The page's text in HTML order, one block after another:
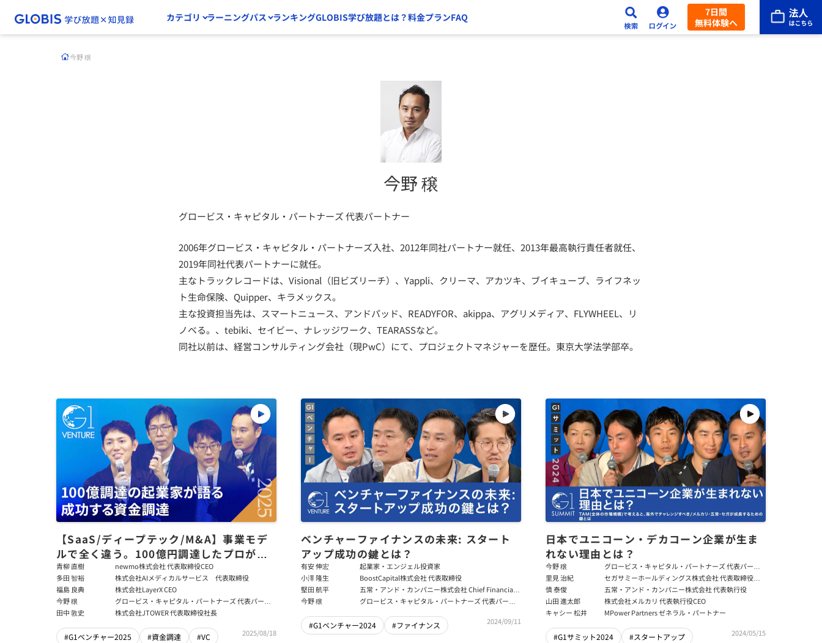
カテゴリ ラーニングパス ランキングGLOBIS学び放題とは？料金プランFAQ
7日間
無料体験へ
今野 穣
今野 穣
グロービス・キャピタル・パートナーズ 代表パートナー
2006年グロービス・キャピタル・パートナーズ入社、2012年同社パートナー就任、2013年最高執行責任者就任、
2019年同社代表パートナーに就任。
主なトラックレコードは、Visional（旧ビズリーチ）、Yappli、クリーマ、アカツキ、ブイキューブ、ライフネッ
ト生命保険、Quipper、キラメックス。
主な投資担当先は、スマートニュース、アンドパッド、READYFOR、akippa、アグリメディア、FLYWHEEL、リ
ノベる。、tebiki、セイビー、ナレッジワーク、TEARASSなど。
同社以前は、経営コンサルティング会社（現PwC）にて、プロジェクトマネジャーを歴任。東京大学法学部卒。
【SaaS/ディープテック/M&A】事業モデ
ルで全く違う。100億円調達したプロが語
る、スタートアップ資金調達の残酷な真実
青柳 直樹
newmo株式会社 代表取締役CEO
多田 智裕
株式会社AIメディカルサービス 代表取締役
福島 良典
株式会社LayerX CEO
今野 穣
グロービス・キャピタル・パートナーズ 代表パート
ナー
田中 敦史 株式会社JTOWER 代表取締役社長
#G1ベンチャー2025 #資金調達 #VC 2025/08/18
ベンチャーファイナンスの未来: スタート
アップ成功の鍵とは？
有安 伸宏
起業家・エンジェル投資家
小澤 隆生
BoostCapital株式会社 代表取締役
堅田 航平
五常・アンド・カンパニー株式会社 Chief Financial
Officer
今野 穣
グロービス・キャピタル・パートナーズ 代表パート
#G1ベンチャー2024 #ファイナンス 2024/09/11
日本でユニコーン・デカコーン企業が生ま
れない理由とは？
今野 穣
グロービス・キャピタル・パートナーズ 代表パート
ナー
里見 治紀
セガサミーホールディングス株式会社 代表取締役社
長 グループCEO／株式会社セガ 代表取締役会長CEO
／サミー株式会社 代表取締役会長CEO
慎 泰俊
五常・アンド・カンパニー株式会社 代表執行役
山田 進太郎
株式会社メルカリ 代表執行役CEO
キャシー 松井
MPower Partners ゼネラル・パートナー
#G1サミット2024
#スタートアップ
2024/05/15